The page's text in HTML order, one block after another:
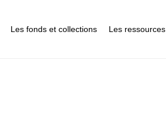
Les fonds et collections Les ressources